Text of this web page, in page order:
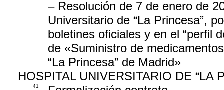
– Resolución de 7 de enero de
Universitario de “La Princesa”,
boletines oficiales y en el “perfil
de «Suministro de
“La Princesa” de Madrid»
HOSPITAL UNIVERSITARIO DE “LA
41